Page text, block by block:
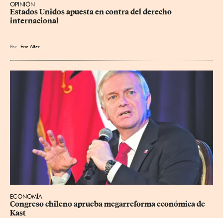
OPINIÓN
Estados Unidos apuesta en contra del derecho
internacional
Por Eric Alter
ECONOMÍA
Congreso chileno aprueba megarreforma económica de
Kast